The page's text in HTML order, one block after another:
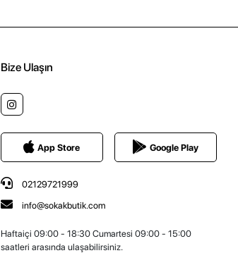
Bize Ulaşın
App Store Google Play
02129721999
info@sokakbutik.com
Haftaiçi 09:00 - 18:30 Cumartesi 09:00 - 15:00
saatleri arasında ulaşabilirsiniz.